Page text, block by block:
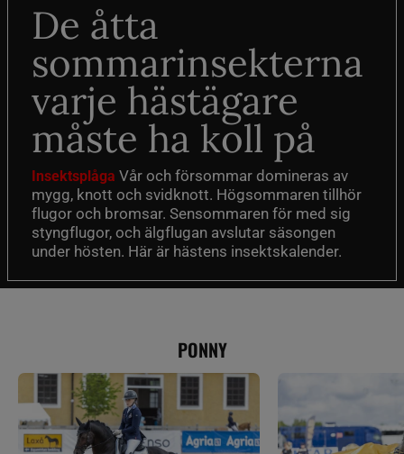
De åtta
sommarinsekterna
varje hästägare
måste ha koll på
Insektsplåga Vår och försommar domineras av
mygg, knott och svidknott. Högsommaren tillhör
flugor och bromsar. Sensommaren för med sig
styngflugor, och älgflugan avslutar säsongen
under hösten. Här är hästens insektskalender.
PONNY